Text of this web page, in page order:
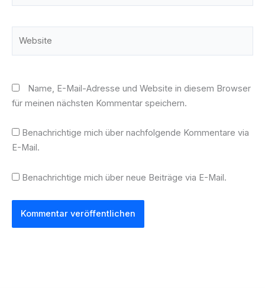
Name, E-Mail-Adresse und Website in diesem Browser
für meinen nächsten Kommentar speichern.
Benachrichtige mich über nachfolgende Kommentare via
E-Mail.
Benachrichtige mich über neue Beiträge via E-Mail.